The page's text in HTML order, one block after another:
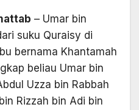
– Umar bin
suku Quraisy di
bernama Khantamah
beliau Umar bin
Uzza bin Rabbah
Rizzah bin Adi bin